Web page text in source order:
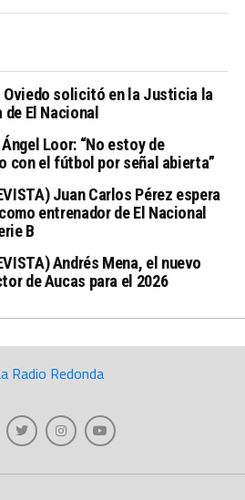
Oviedo solicitó en la Justicia la
de El Nacional
Loor: “No estoy de
con el fútbol por señal abierta”
Juan Carlos Pérez espera
entrenador de El Nacional
B
Andrés Mena, el nuevo
de Aucas para el 2026